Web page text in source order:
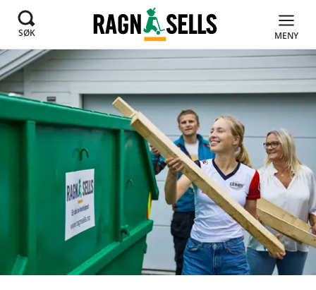
SØK MENY